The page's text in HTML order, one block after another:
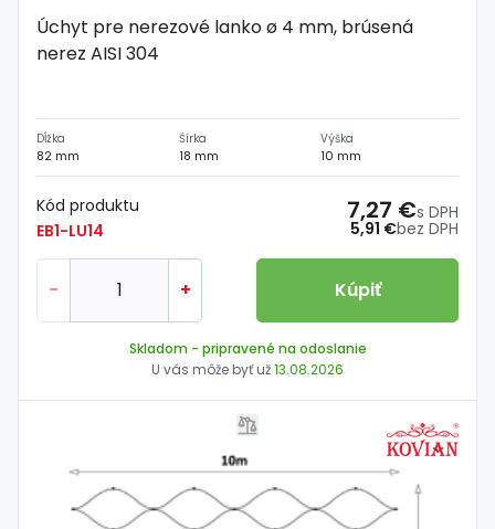
Úchyt pre nerezové lanko ø 4 mm, brúsená
nerez AISI 304
Dĺžka
82 mm
Šírka
18 mm
Výška
10 mm
Kód produktu
EB1-LU14
5,91 €bez DPH
7,27 €s DPH
- + Kúpiť
Skladom - pripravené na odoslanie
U vás môže byť už13.08.2026